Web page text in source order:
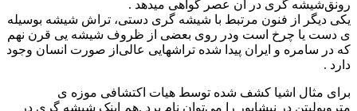
رونق‌‌شیشه گری در آن عصر گواهی‌ میدهد .‌
یکی دیگر از فنون مرتبط با شیشه گری دستی، تراش شیشه بوسیله
ی دست‌ یا چرخ است‌ و‌در روی‌ بعضی از ظروف‌ شیشه یی‌ قرن نهم
که‌ در سامره و ایران پیدا شده تراشهایی‌ عالی‌‌از صورت‌ انسان وجود
دارد .‌
برای مثال اشیا کشف شده توسط‌ هیات اکتشافی‌ موزه‌ ی
متروپولیتن در نیشابور را می‌توان ‌نام برد .‌هم اینک شیشه گری در